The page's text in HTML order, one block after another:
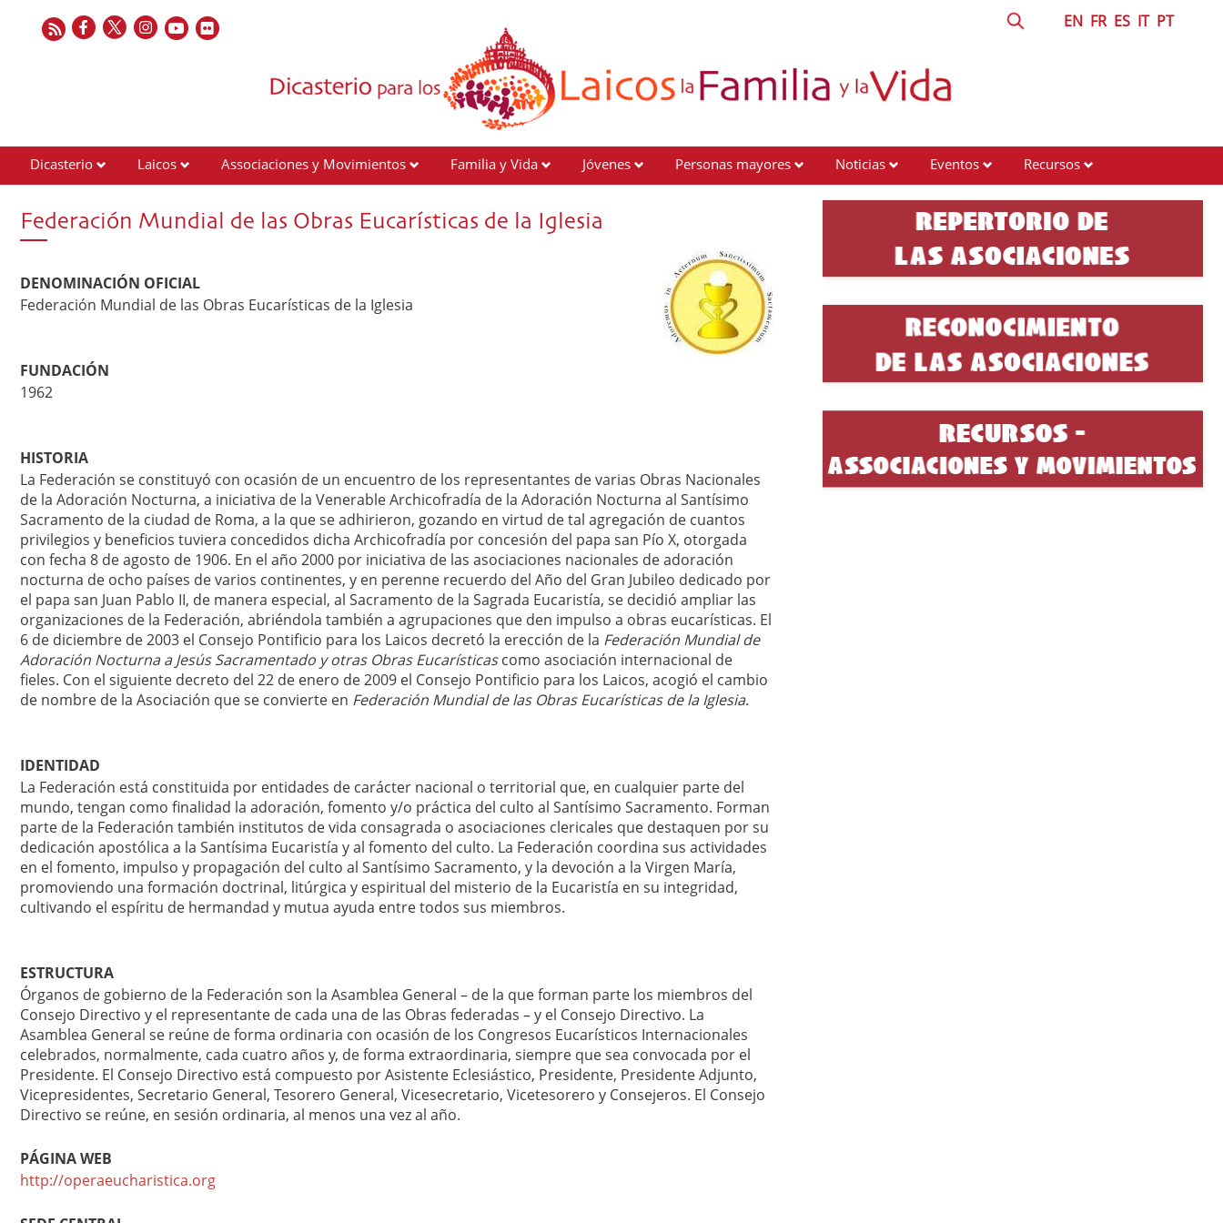
EN FR ES IT PT
Dicasterio Laicos Associaciones y Movimientos Familia y Vida Jóvenes Personas mayores Noticias Eventos
Recursos
Federación Mundial de las Obras Eucarísticas de la Iglesia
DENOMINACIÓN OFICIAL
Federación Mundial de las Obras Eucarísticas de la Iglesia
FUNDACIÓN
1962
HISTORIA
La Federación se constituyó con ocasión de un encuentro de los representantes de varias Obras Nacionales
de la Adoración Nocturna, a iniciativa de la Venerable Archicofradía de la Adoración Nocturna al Santísimo
Sacramento de la ciudad de Roma, a la que se adhirieron, gozando en virtud de tal agregación de cuantos
privilegios y beneficios tuviera concedidos dicha Archicofradía por concesión del papa san Pío X, otorgada
con fecha 8 de agosto de 1906. En el año 2000 por iniciativa de las asociaciones nacionales de adoración
nocturna de ocho países de varios continentes, y en perenne recuerdo del Año del Gran Jubileo dedicado por
el papa san Juan Pablo II, de manera especial, al Sacramento de la Sagrada Eucaristía, se decidió ampliar las
organizaciones de la Federación, abriéndola también a agrupaciones que den impulso a obras eucarísticas. El
6 de diciembre de 2003 el Consejo Pontificio para los Laicos decretó la erección de la Federación Mundial de
Adoración Nocturna a Jesús Sacramentado y otras Obras Eucarísticascomo asociación internacional de
fieles. Con el siguiente decreto del 22 de enero de 2009 el Consejo Pontificio para los Laicos, acogió el cambio
de nombre de la Asociación que se convierte en Federación Mundial de las Obras Eucarísticas de la Iglesia.
IDENTIDAD
La Federación está constituida por entidades de carácter nacional o territorial que, en cualquier parte del
mundo, tengan como finalidad la adoración, fomento y/o práctica del culto al Santísimo Sacramento. Forman
parte de la Federación también institutos de vida consagrada o asociaciones clericales que destaquen por su
dedicación apostólica a la Santísima Eucaristía y al fomento del culto. La Federación coordina sus actividades
en el fomento, impulso y propagación del culto al Santísimo Sacramento, y la devoción a la Virgen María,
promoviendo una formación doctrinal, litúrgica y espiritual del misterio de la Eucaristía en su integridad,
cultivando el espíritu de hermandad y mutua ayuda entre todos sus miembros.
ESTRUCTURA
Órganos de gobierno de la Federación son la Asamblea General – de la que forman parte los miembros del
Consejo Directivo y el representante de cada una de las Obras federadas – y el Consejo Directivo. La
Asamblea General se reúne de forma ordinaria con ocasión de los Congresos Eucarísticos Internacionales
celebrados, normalmente, cada cuatro años y, de forma extraordinaria, siempre que sea convocada por el
Presidente. El Consejo Directivo está compuesto por Asistente Eclesiástico, Presidente, Presidente Adjunto,
Vicepresidentes, Secretario General, Tesorero General, Vicesecretario, Vicetesorero y Consejeros. El Consejo
Directivo se reúne, en sesión ordinaria, al menos una vez al año.
PÁGINA WEB
http://operaeucharistica.org